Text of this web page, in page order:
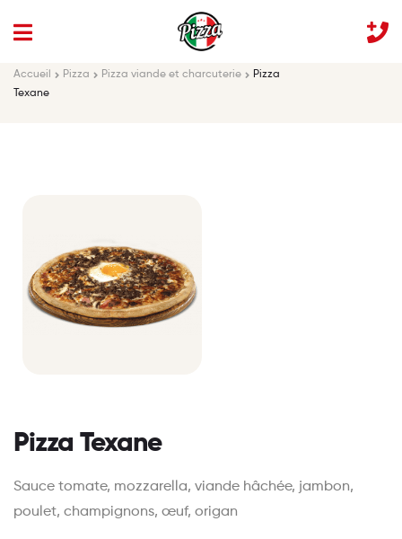
Accueil Pizza Pizza viande et charcuterie
Pizza
Texane
Pizza Texane
Sauce tomate, mozzarella, viande hâchée, jambon,
poulet, champignons, œuf, origan